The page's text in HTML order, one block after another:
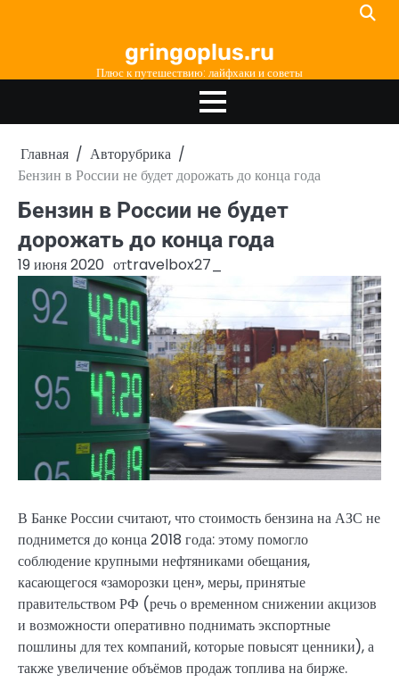
gringoplus.ru
Плюс к путешествию: лайфхаки и советы
Главная
Авторубрика
Бензин в России не будет дорожать до конца года
Бензин в России не будет
дорожать до конца года
19 июня 2020 отtravelbox27_
В Банке России считают, что стоимость бензина на АЗС не
поднимется до конца 2018 года: этому помогло
соблюдение крупными нефтяниками обещания,
касающегося «заморозки цен», меры, принятые
правительством РФ (речь о временном снижении акцизов
и возможности оперативно поднимать экспортные
пошлины для тех компаний, которые повысят ценники), а
также увеличение объёмов продаж топлива на бирже.